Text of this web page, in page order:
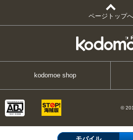
ページトップへ
kodomoe shop
©